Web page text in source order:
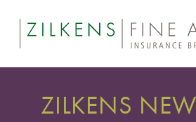
ZILKENS